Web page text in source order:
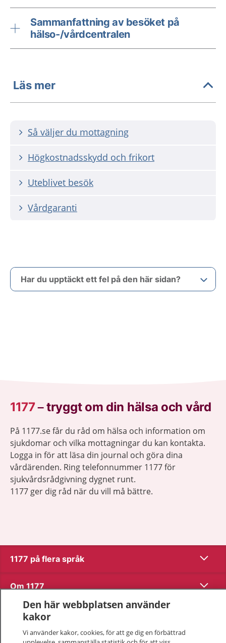
Sammanfattning av besöket på
hälso-/vårdcentralen
Läs mer
Så väljer du mottagning
Högkostnadsskydd och frikort
Uteblivet besök
Vårdgaranti
Har du upptäckt ett fel på den här sidan?
1177–tryggt om din hälsa och vård
På 1177.se får du råd om hälsa och information om
sjukdomar och vilka mottagningar du kan kontakta.
Logga in för att läsa din journal och göra dina
vårdärenden. Ring telefonnummer 1177 för
sjukvårdsrådgivning dygnet runt.
1177 ger dig råd när du vill må bättre.
1177 på flera språk Visa
Om 1177 Visa
Kontakt
Den här webbplatsen använder
kakor
Vi använder kakor, cookies, för att ge dig en förbättrad